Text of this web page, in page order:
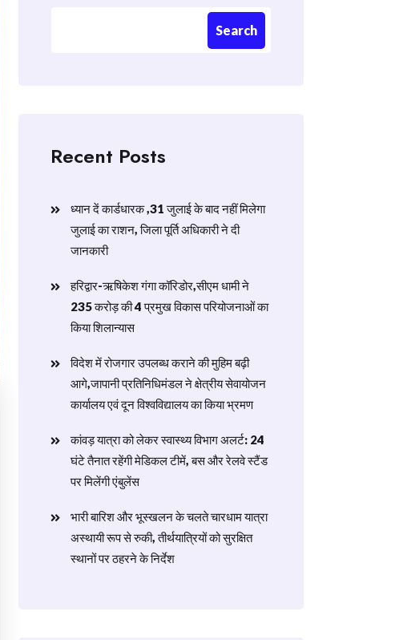
Search
Recent Posts
ध्यान दें कार्डधारक ,31 जुलाई के बाद नहीं मिलेगा
जुलाई का राशन, जिला पूर्ति अधिकारी ने दी
जानकारी
हरिद्वार-ऋषिकेश गंगा कॉरिडोर,सीएम धामी ने
235 करोड़ की 4 प्रमुख विकास परियोजनाओं का
किया शिलान्यास
विदेश में रोजगार उपलब्ध कराने की मुहिम बढ़ी
आगे,जापानी प्रतिनिधिमंडल ने क्षेत्रीय सेवायोजन
कार्यालय एवं दून विश्वविद्यालय का किया भ्रमण
​कांवड़ यात्रा को लेकर स्वास्थ्य विभाग अलर्ट: 24
घंटे तैनात रहेंगी मेडिकल टीमें, बस और रेलवे स्टैंड
पर मिलेंगी एंबुलेंस
​भारी बारिश और भूस्खलन के चलते चारधाम यात्रा
अस्थायी रूप से रुकी, तीर्थयात्रियों को सुरक्षित
स्थानों पर ठहरने के निर्देश